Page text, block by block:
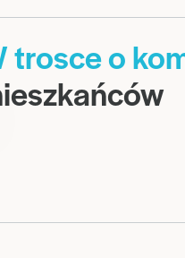
trosce o